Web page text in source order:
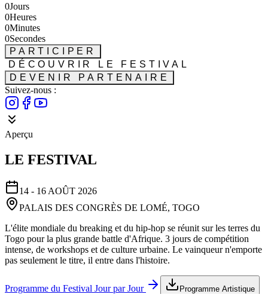
0Jours
0Heures
0Minutes
0Secondes
PARTICIPER
DÉCOUVRIR LE FESTIVAL
DEVENIR PARTENAIRE
Suivez-nous :
Aperçu
LE FESTIVAL
14 - 16 AOÛT 2026
PALAIS DES CONGRÈS DE LOMÉ, TOGO
L'élite mondiale du breaking et du hip-hop se réunit sur les terres du
Togo pour la plus grande battle d'Afrique. 3 jours de compétition
intense, de workshops et de culture urbaine. Le vainqueur n'emporte
pas seulement le titre, il entre dans l'histoire.
Programme du Festival Jour par Jour Programme Artistique